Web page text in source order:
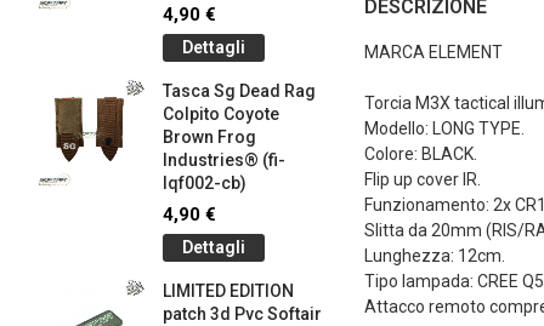
DESCRIZIONE
MARCA ELEMENT
Torcia M3X tactical
Modello: LONG TYPE.
Colore: BLACK.
Flip up cover IR.
Funzionamento: 2x
Slitta da 20mm (RIS/
Lunghezza: 12cm.
Tipo lampada: CREE
Attacco remoto
4,90 €
Dettagli
Tasca Sg Dead Rag
Colpito Coyote
Brown Frog
Industries® (fi-
lqf002-cb)
4,90 €
Dettagli
LIMITED EDITION
patch 3d Pvc Softair
d.c.
4,90 €
Silicone
Olive
1,00 €